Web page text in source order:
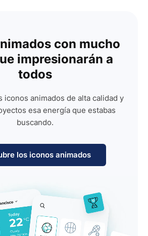
con mucho
impresionarán a
todos
iconos animados de alta calidad y
esa energía que estabas
buscando.
los iconos animados